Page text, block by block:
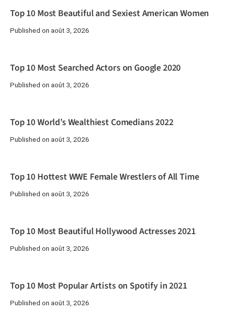
Top 10 Most Beautiful and Sexiest American Women
Published on août 3, 2026
Top 10 Most Searched Actors on Google 2020
Published on août 3, 2026
Top 10 World’s Wealthiest Comedians 2022
Published on août 3, 2026
Top 10 Hottest WWE Female Wrestlers of All Time
Published on août 3, 2026
Top 10 Most Beautiful Hollywood Actresses 2021
Published on août 3, 2026
Top 10 Most Popular Artists on Spotify in 2021
Published on août 3, 2026